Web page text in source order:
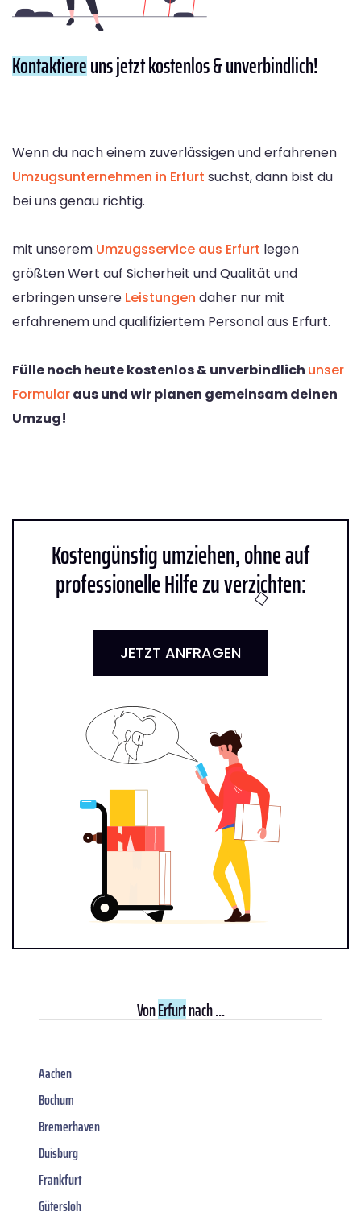
Kontaktiereuns jetzt kostenlos & unverbindlich!
Wenn du nach einem zuverlässigen und erfahrenen
Umzugsunternehmen in Erfurt suchst, dann bist du
bei uns genau richtig.
mit unserem Umzugsservice aus Erfurt legen
größten Wert auf Sicherheit und Qualität und
erbringen unsere Leistungen daher nur mit
erfahrenem und qualifiziertem Personal aus Erfurt.
Fülle noch heute kostenlos & unverbindlich unser
Formularaus und wir planen gemeinsam deinen
Umzug!
Kostengünstig umziehen, ohne auf
professionelle Hilfe zu verzichten:
JETZT ANFRAGEN
VonErfurtnach ...
Aachen
Bochum
Bremerhaven
Duisburg
Frankfurt
Gütersloh